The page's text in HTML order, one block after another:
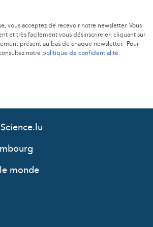
vous acceptez de recevoir notre newsletter. Vous
et très facilement vous désinscrire en cliquant sur
présent au bas de chaque newsletter. Pour
notre politique de confidentialité.
monde